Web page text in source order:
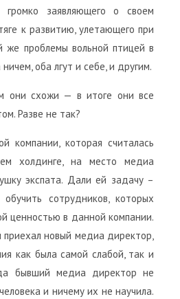
громко заявляющего о своем
к развитию, улетающего при
же проблемы вольной птицей в
оба лгут и себе, и другим.
они схожи — в итоге они все
Разве не так?
компании, которая считалась
холдинге, на место медиа
экспата. Дали ей задачу –
сотрудников, которых
ценностью в данной компании.
приехал новый медиа директор,
как была самой слабой, так и
бывший медиа директор не
и ничему их не научила.